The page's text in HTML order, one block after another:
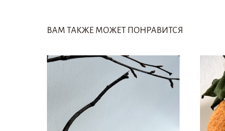
ВАМ ТАКЖЕ МОЖЕТ ПОНРАВИТСЯ